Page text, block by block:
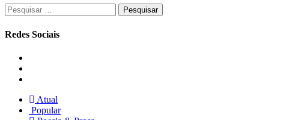
Pesquisar
por:
Redes Sociais
Atual
Popular